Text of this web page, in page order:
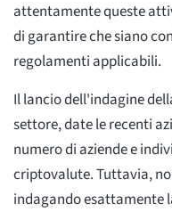
attentamente queste
di garantire che siano
regolamenti applicabili.
Il lancio dell'indagine
settore, date le recenti
numero di aziende e
criptovalute. Tuttavia,
indagando esattamente